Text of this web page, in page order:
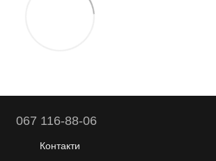
067 116-88-06
Контакти